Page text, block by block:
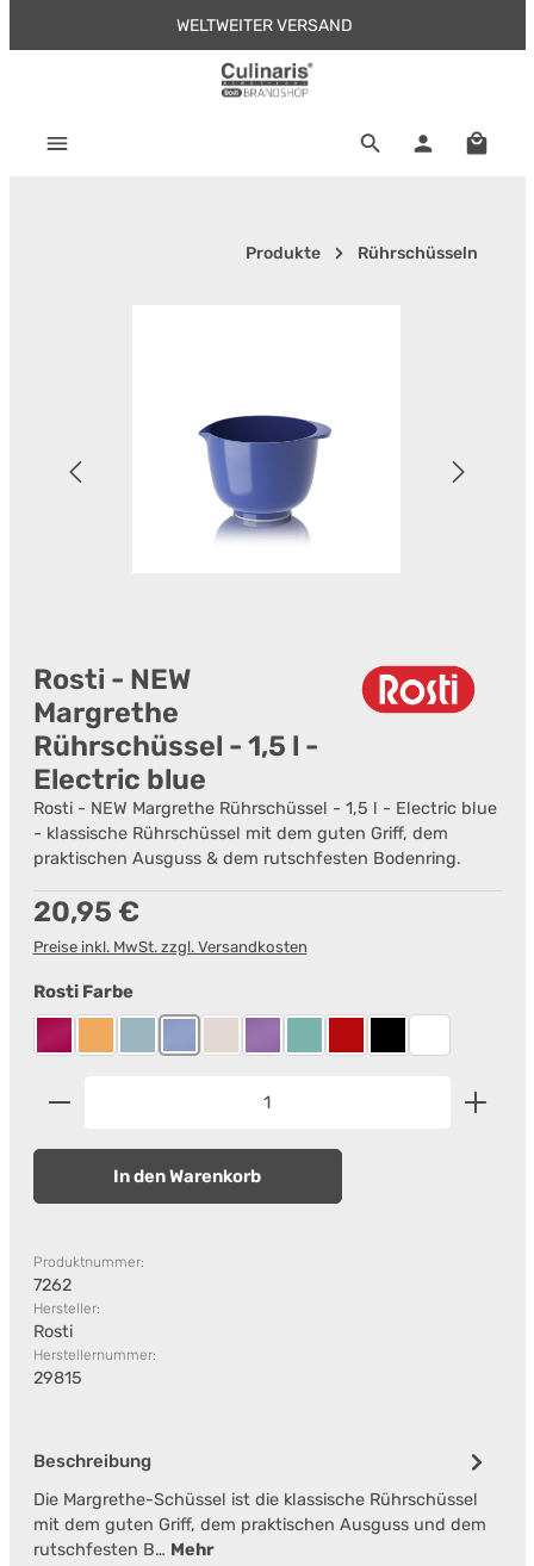
Zum Hauptinhalt springenWELTWEITER VERSAND
Produkte Rührschüsseln
Rosti - NEW
Margrethe
Rührschüssel - 1,5 l -
Electric blue
Rosti - NEW Margrethe Rührschüssel - 1,5 l - Electric blue
- klassische Rührschüssel mit dem guten Griff, dem
praktischen Ausguss & dem rutschfesten Bodenring.
Regulärer Preis:
20,95 €
Preise inkl. MwSt. zzgl. Versandkosten
Rosti Farbeauswählen
Beetroot
CurryDusty BlueElectric blue
(Diese Option ist zurzeit nicht verfügbar.)
Humus
(Diese Option ist zurzeit nicht verfügbar.)
LavenderNordic Green
Rot Schwarz
Weiß
Produkt Anzahl: Gib den gewünschten Wert ein
In den Warenkorb
Produktnummer:
7262
Hersteller:
Rosti
Herstellernummer:
29815
Beschreibung
Die Margrethe-Schüssel ist die klassische Rührschüssel
mit dem guten Griff, dem praktischen Ausguss und dem
rutschfesten B… Mehr